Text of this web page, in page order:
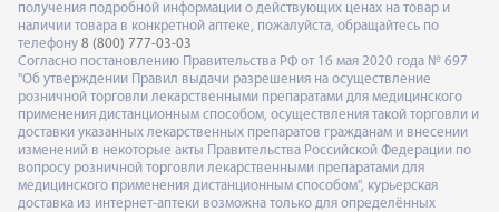
получения подробной информации о действующих ценах на товар и
наличии товара в конкретной аптеке, пожалуйста, обращайтесь по
телефону 8 (800) 777-03-03
Согласно постановлению Правительства РФ от 16 мая 2020 года № 697
"Об утверждении Правил выдачи разрешения на осуществление
розничной торговли лекарственными препаратами для медицинского
применения дистанционным способом, осуществления такой торговли и
доставки указанных лекарственных препаратов гражданам и внесении
изменений в некоторые акты Правительства Российской Федерации по
вопросу розничной торговли лекарственными препаратами для
медицинского применения дистанционным способом", курьерская
доставка из интернет-аптеки возможна только для определённых